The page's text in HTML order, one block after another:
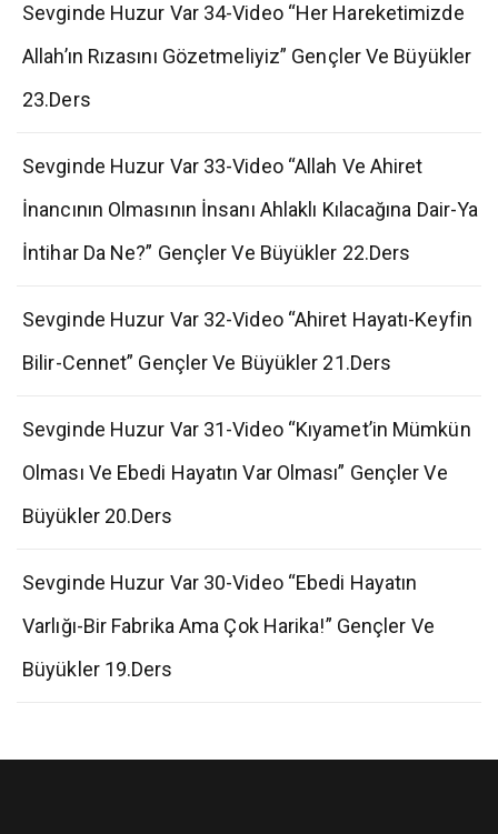
Sevginde Huzur Var 34-Video “Her Hareketimizde
Allah’ın Rızasını Gözetmeliyiz” Gençler Ve Büyükler
23.Ders
Sevginde Huzur Var 33-Video “Allah Ve Ahiret
İnancının Olmasının İnsanı Ahlaklı Kılacağına Dair-Ya
İntihar Da Ne?” Gençler Ve Büyükler 22.Ders
Sevginde Huzur Var 32-Video “Ahiret Hayatı-Keyfin
Bilir-Cennet” Gençler Ve Büyükler 21.Ders
Sevginde Huzur Var 31-Video “Kıyamet’in Mümkün
Olması Ve Ebedi Hayatın Var Olması” Gençler Ve
Büyükler 20.Ders
Sevginde Huzur Var 30-Video “Ebedi Hayatın
Varlığı-Bir Fabrika Ama Çok Harika!” Gençler Ve
Büyükler 19.Ders